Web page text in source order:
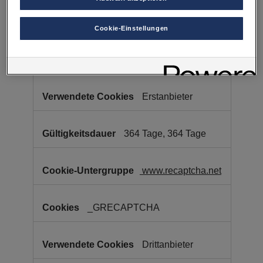
Cookies
unfall-spezialist.at
OptanonAlertBoxClosed
Erstanbieter
364 Tage, 364 Tage
www.recaptcha.net
_GRECAPTCHA
Drittanbieter
Webseite.
Es steht Ihnen frei, Ihre Einwilligung jederzeit zu geben, zu
verweigern oder zurückzuziehen.
Verantwortlich für diese Website und die Cookies ist die Porsche
Einstellungen. Sie finden die Cookie-Einstellungen am Ende der
Hinweis zu Cookies für Marketingzwecke:Sofern Sie über
Händler bzw. im Falle eines Porsche Betriebs, Porsche Inter Auto
Cookie-Einstellungen